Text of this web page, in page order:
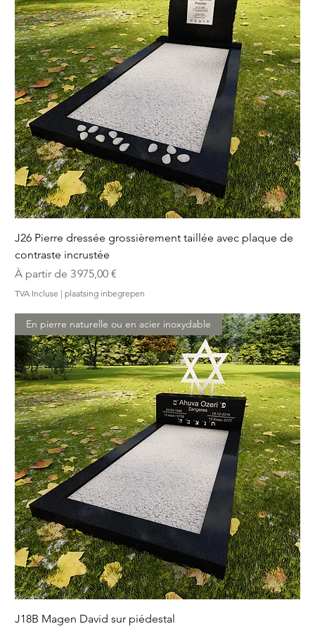
J26 Pierre dressée grossièrement taillée avec plaque de
contraste incrustée
À partir de 3 975,00 €
Prix promotionnel
TVA Incluse | plaatsing inbegrepen
En pierre naturelle ou en acier inoxydable
J18B Magen David sur piédestal